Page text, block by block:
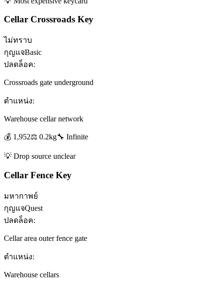
Cellar Crossroads Key
ไม่ทราบ
กุญแจBasic
ปลดล็อค:
Crossroads gate underground
ตำแหน่ง:
Warehouse cellar network
💰 1,952⚖️ 0.2kg🔧 Infinite
💡 Drop source unclear
Cellar Fence Key
มหากาพย์
กุญแจQuest
ปลดล็อค:
Cellar area outer fence gate
ตำแหน่ง:
Warehouse cellars